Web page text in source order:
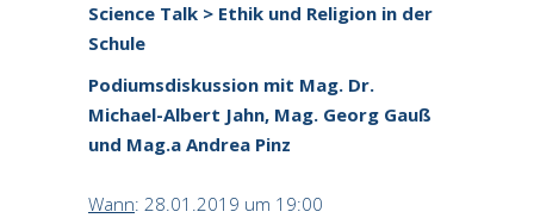
Science Talk > Ethik und Religion in der
Schule
Podiumsdiskussion mit Mag. Dr.
Michael-Albert Jahn, Mag. Georg Gauß
und Mag.a Andrea Pinz
Wann: 28.01.2019 um 19:00